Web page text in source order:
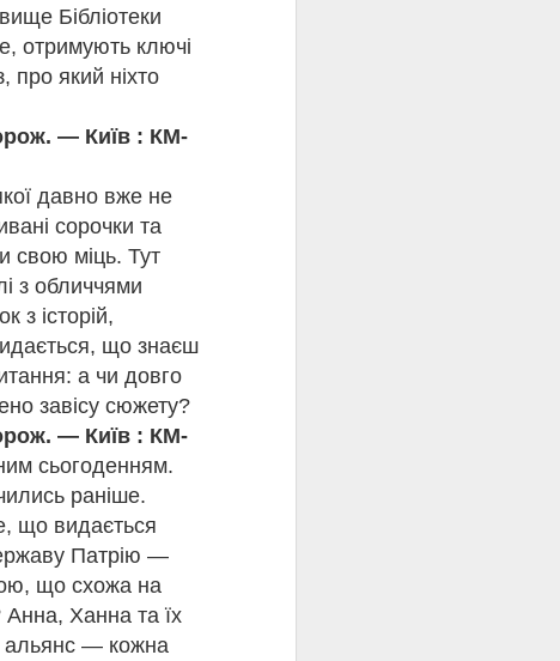
Бібліотеки
отримують ключі
про який ніхто
— Київ : КМ-
давно вже не
сорочки та
свою міць. Тут
з обличчями
з історій,
що знаєш
а чи довго
завісу сюжету?
— Київ : КМ-
сьогоденням.
раніше.
що видається
Патрію —
що схожа на
Анна, Ханна та їх
альянс — кожна
десятки кілометрів,
відвертими та
їхньої дружби було
фотографій.
із першого
чому більше не
друга!
з другої. Навіть
Популярна
Ерікссон.
гросмейстерів,
модель навчання і